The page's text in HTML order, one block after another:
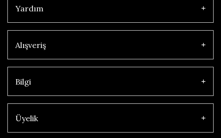
Yardım
Alışveriş
Bilgi
Üyelik